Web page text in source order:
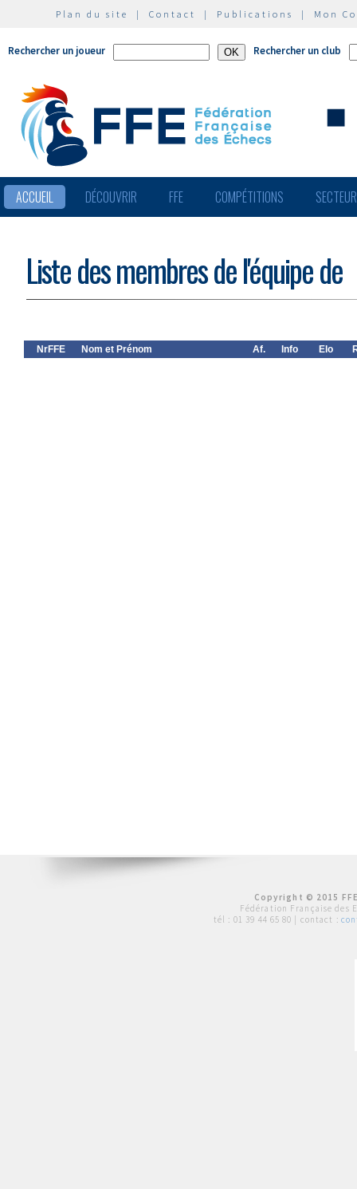
Plan du site | Contact | Publications | Mon
Rechercher un joueur Rechercher un club
ACCUEIL DÉCOUVRIR FFE COMPÉTITIONS
Liste des membres de l'équipe de
NrFFE Nom et Prénom Af. Info Elo
Copyright © 2015
Fédération Française des
tél : 01 39 44 65 80 | contact :